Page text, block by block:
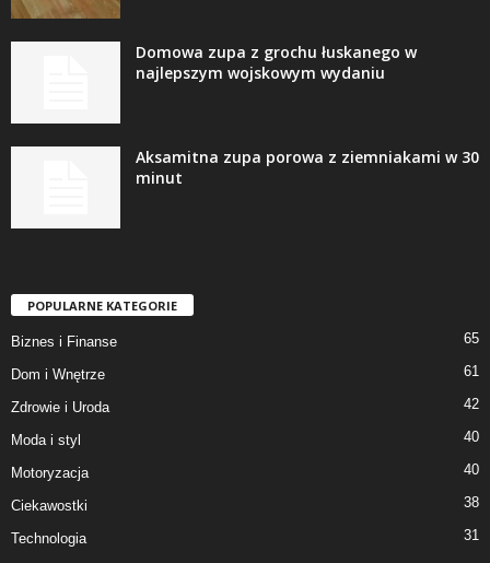
Domowa zupa z grochu łuskanego w
najlepszym wojskowym wydaniu
Aksamitna zupa porowa z ziemniakami w 30
minut
POPULARNE KATEGORIE
Biznes i Finanse 65
Dom i Wnętrze 61
Zdrowie i Uroda 42
Moda i styl 40
Motoryzacja 40
Ciekawostki 38
Technologia 31